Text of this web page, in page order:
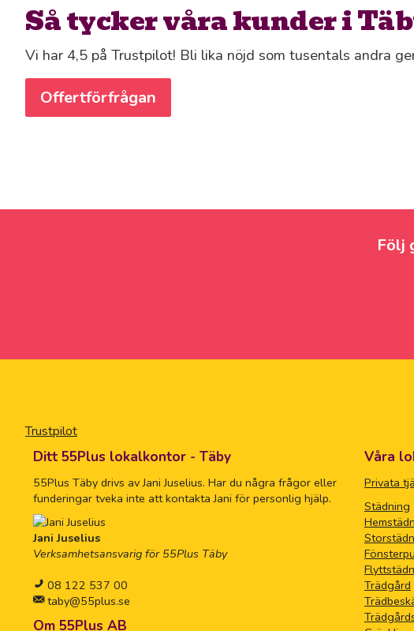
Så tycker våra kunder i
Vi har 4,5 på Trustpilot! Bli lika nöjd som tusentals andra
Offertförfrågan
Följ
Trustpilot
Ditt 55Plus lokalkontor - Täby
55Plus Täby drivs av Jani Juselius. Har du några frågor eller
funderingar tveka inte att kontakta Jani för personlig hjälp.
Jani Juselius
Verksamhetsansvarig för 55Plus Täby
08 122 537 00
taby@55plus.se
Om 55Plus AB
Våra
Privata
Städning
Trädgård